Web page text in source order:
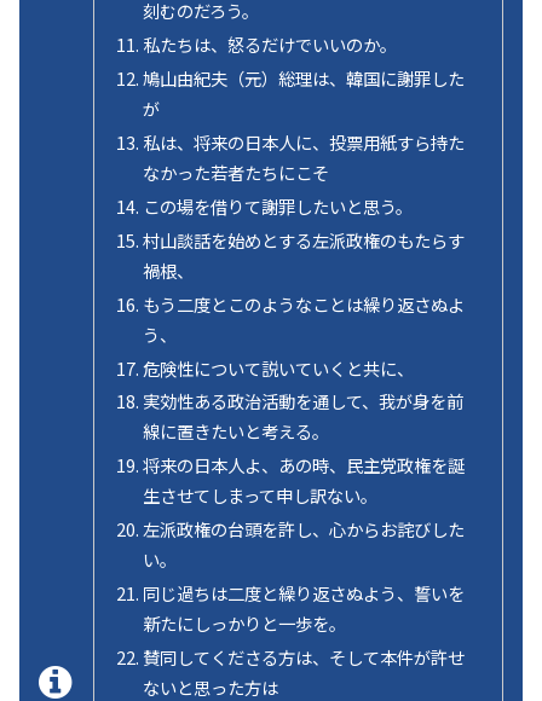
刻むのだろう。
私たちは、怒るだけでいいのか。
鳩山由紀夫（元）総理は、韓国に謝罪した
が
私は、将来の日本人に、投票用紙すら持た
なかった若者たちにこそ
この場を借りて謝罪したいと思う。
村山談話を始めとする左派政権のもたらす
禍根、
もう二度とこのようなことは繰り返さぬよ
う、
危険性について説いていくと共に、
実効性ある政治活動を通して、我が身を前
線に置きたいと考える。
将来の日本人よ、あの時、民主党政権を誕
生させてしまって申し訳ない。
左派政権の台頭を許し、心からお詫びした
い。
同じ過ちは二度と繰り返さぬよう、誓いを
新たにしっかりと一歩を。
賛同してくださる方は、そして本件が許せ
ないと思った方は